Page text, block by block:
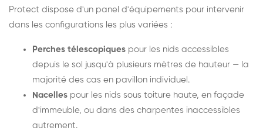
Protect dispose d'un panel d'équipements pour intervenir
dans les configurations les plus variées :
Perches télescopiques pour les nids accessibles
depuis le sol jusqu'à plusieurs mètres de hauteur — la
majorité des cas en pavillon individuel.
Nacelles pour les nids sous toiture haute, en façade
d'immeuble, ou dans des charpentes inaccessibles
autrement.